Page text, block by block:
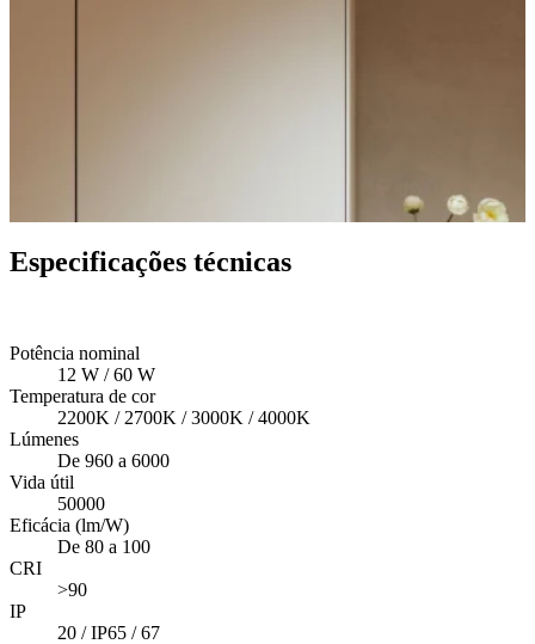
Especificações técnicas
Potência nominal
12 W / 60 W
Temperatura de cor
2200K / 2700K / 3000K / 4000K
Lúmenes
De 960 a 6000
Vida útil
50000
Eficácia (lm/W)
De 80 a 100
CRI
>90
IP
20 / IP65 / 67